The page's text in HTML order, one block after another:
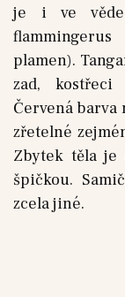
je i ve
plamen).
zad, kostřeci
Červená barva
zřetelné
Zbytek těla
špičkou.
zcela jiné.